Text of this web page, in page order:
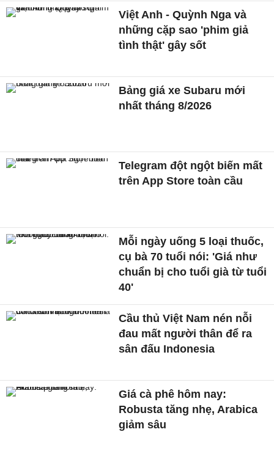
Việt Anh - Quỳnh Nga và
những cặp sao 'phim giả
tình thật' gây sốt
Bảng giá xe Subaru mới
nhất tháng 8/2026
Telegram đột ngột biến mất
trên App Store toàn cầu
Mỗi ngày uống 5 loại thuốc,
cụ bà 70 tuổi nói: 'Giá như
chuẩn bị cho tuổi già từ tuổi
40'
Cầu thủ Việt Nam nén nỗi
đau mất người thân để ra
sân đấu Indonesia
Giá cà phê hôm nay:
Robusta tăng nhẹ, Arabica
giảm sâu